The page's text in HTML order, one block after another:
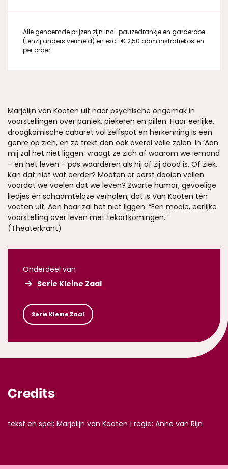
Alle genoemde prijzen zijn incl. pauzedrankje en garderobe
(tenzij anders vermeld) en excl. € 2,50 administratiekosten
per order.
Marjolijn van Kooten uit haar psychische ongemak in
voorstellingen over paniek, piekeren en pillen. Haar eerlijke,
droogkomische cabaret vol zelfspot en herkenning is een
genre op zich, en ze trekt dan ook overal volle zalen. In ‘Aan
mij zal het niet liggen’ vraagt ze zich af waarom we iemand
– en het leven – pas waarderen als hij of zij dood is. Of ziek.
Kan dat niet wat eerder? Moeten er eerst dooien vallen
voordat we voelen dat we leven? Zwarte humor, gevoelige
liedjes en schaamteloze verhalen; dat is Van Kooten ten
voeten uit. Aan haar zal het niet liggen. “Een mooie, eerlijke
voorstelling over leven met tekortkomingen.”
(Theaterkrant)
Onderdeel van
Serie Kleine Zaal
Serie Kleine Zaal
Credits
tekst en spel: Marjolijn van Kooten | regie: Anne van Rijn